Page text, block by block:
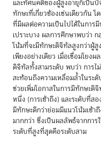
และทัศนคติของผู้สูงอายุก็เป็
ทักษะที่เกี่ยวข้องเช่นเดียวกัน โ
ที่มีผลต่อความเป็นไปได้ในการ
เปราะบาง ผลการศึกษาพบว่า
โน้มที่จะมีทักษะดิจิทัลสูงกว่าผู้
เพียงอย่างเดียว เมื่อเชื่อมโยง
ดิจิทัลทั้งสามระดับ พบว่า การ
สะท้อนถึงความเหลื่อมล้ำในระ
ช่วยเพิ่มโอกาสในการมีทักษะดิ
หนึ่ง (การเข้าถึง) และระดับที่ส
มีทักษะดีกว่าย่อมมีแนวโน้มเข้า
มากกว่า ซึ่งเป็นผลลัพธ์จากการ
ระดับที่สูงที่สุดคือระดับสาม